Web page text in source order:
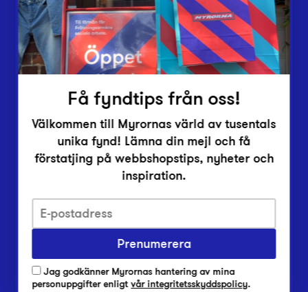
Inlämningsplatser
Om Myrorna
Lediga jobb
Pressrum
Integritetsskyddspolicy
Har du frågor om onlineköp, leverans eller retur?
Har du frågor om vår verksamhet?
Vanliga frågor om Myrorna
Få fyndtips från oss!
Välkommen till Myrornas värld av tusentals
unika fynd! Lämna din mejl och få
förstatjing på webbshopstips, nyheter och
inspiration.
Prenumerera
Jag godkänner Myrornas hantering av mina
personuppgifter enligtvår integritetsskyddspolicy.